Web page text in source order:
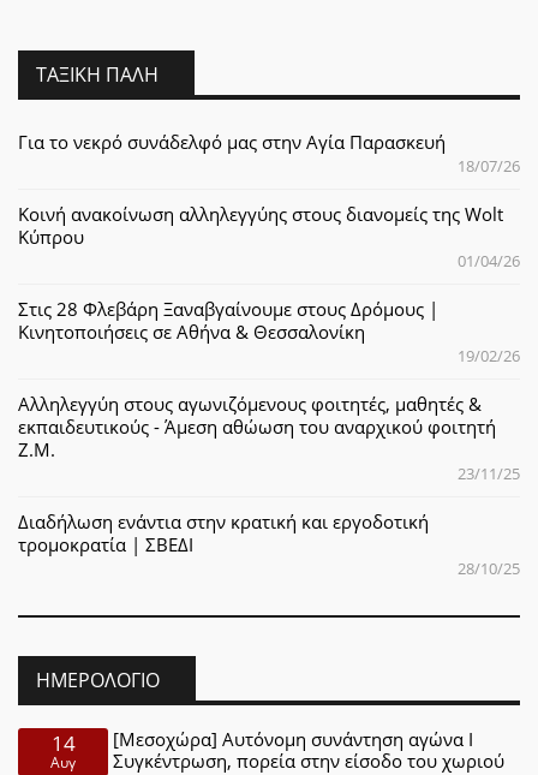
ΤΑΞΙΚΉ ΠΆΛΗ
Για το νεκρό συνάδελφό μας στην Αγία Παρασκευή
18/07/26
Κοινή ανακοίνωση αλληλεγγύης στους διανομείς της Wolt
Κύπρου
01/04/26
Στις 28 Φλεβάρη Ξαναβγαίνουμε στους Δρόμους |
Κινητοποιήσεις σε Αθήνα & Θεσσαλονίκη
19/02/26
Αλληλεγγύη στους αγωνιζόμενους φοιτητές, μαθητές &
εκπαιδευτικούς - Άμεση αθώωση του αναρχικού φοιτητή
Ζ.Μ.
23/11/25
Διαδήλωση ενάντια στην κρατική και εργοδοτική
τρομοκρατία | ΣΒΕΔΙ
28/10/25
ΗΜΕΡΟΛΌΓΙΟ
14
Αυγ
[Μεσοχώρα] Αυτόνομη συνάντηση αγώνα Ι
Συγκέντρωση, πορεία στην είσοδο του χωριού